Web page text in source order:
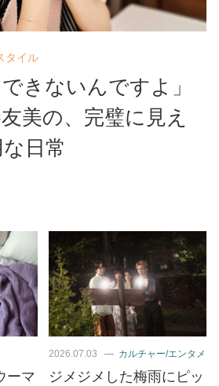
タイル
できないんですよ」
美の、完璧に見え
日常
ーマ
2026.07.03 カルチャー/エンタメ
ジメジメした梅雨にピッ